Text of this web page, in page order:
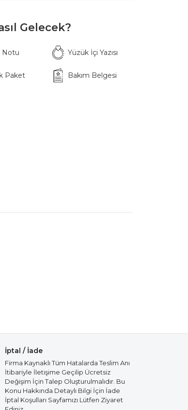
Gelecek?
Notu Yüzük İçi Yazısı
Paket Bakım Belgesi
İptal / İade
Firma Kaynaklı Tüm Hatalarda Teslim Anı
İtibariyle İletişime Geçilip Ücretsiz
Değişim İçin Talep Oluşturulmalıdır. Bu
Konu Hakkında Detaylı Bilgi İçin İade
İptal Koşulları Sayfamızı Lütfen Ziyaret